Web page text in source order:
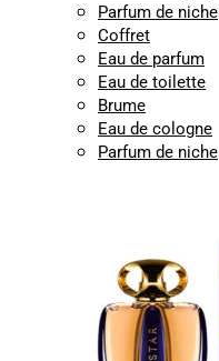
Parfum de niche
Coffret
Eau de parfum
Eau de toilette
Brume
Eau de cologne
Parfum de niche